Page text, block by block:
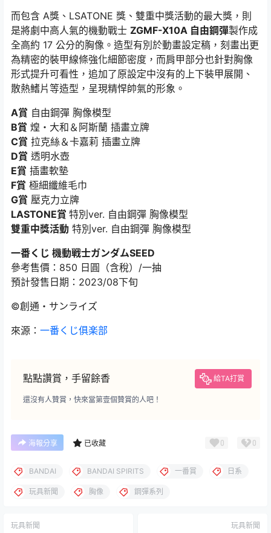
而包含 A獎、LSATONE 獎、雙重中獎活動的最大獎，則
是將劇中高人氣的機動戰士 ZGMF-X10A 自由鋼彈製作成
全高約 17 公分的胸像。造型有別於動畫設定稿，刻畫出更
為精密的裝甲線條強化細節密度，而肩甲部分也針對胸像
形式提升可看性，追加了原設定中沒有的上下裝甲展開、
散熱鰭片等造型，呈現精悍帥氣的形象。
A賞 自由鋼彈 胸像模型
B賞 煌・大和＆阿斯蘭 插畫立牌
C賞 拉克絲＆卡嘉莉 插畫立牌
D賞 透明水壺
E賞 插畫軟墊
F賞 極細纖維毛巾
G賞 壓克力立牌
LASTONE賞 特別ver. 自由鋼彈 胸像模型
雙重中獎活動 特別ver. 自由鋼彈 胸像模型
一番くじ 機動戦士ガンダムSEED
參考售價：850 日圓（含稅）/一抽
預計發售日期：2023/08下旬
©創通・サンライズ
來源： 一番くじ俱楽部
點點讚賞，手留餘香 給TA打賞
還沒有人贊賞，快來當第壹個贊賞的人吧！
海報分享 已收藏 0 0
BANDAI BANDAI SPIRITS 一番賞 日系
玩具新聞 胸像 鋼彈系列
玩具新聞 玩具新聞